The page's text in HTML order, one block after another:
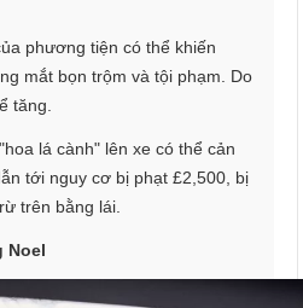
phương tiện có thể khiến
mắt bọn trộm và tội phạm. Do
tăng.
lá cành" lên xe có thể cản
tới nguy cơ bị phạt £2,500, bị
trên bằng lái.
Noel